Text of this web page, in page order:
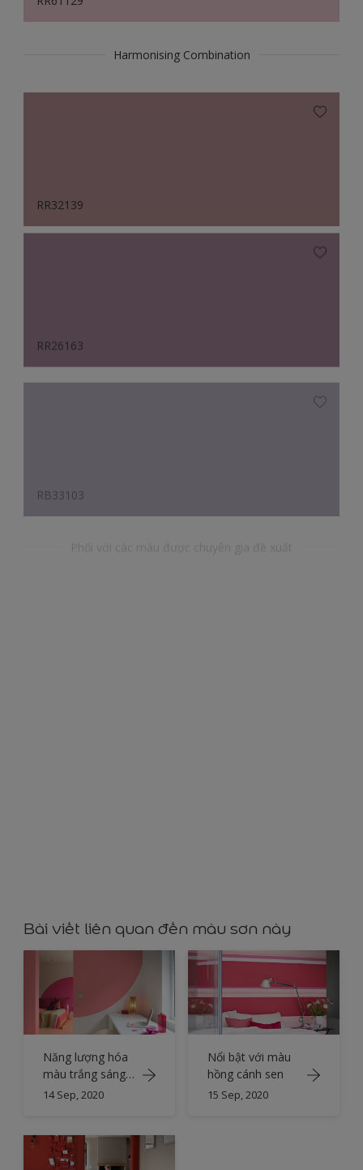
Harmonising Combination
RR32139
RR26163
Bài viết liên quan đến màu sơn này
Năng lượng hóa
màu trắng sáng
với sắc hồng của
14 Sep, 2020
Nổi bật với màu
hồng cánh sen
15 Sep, 2020